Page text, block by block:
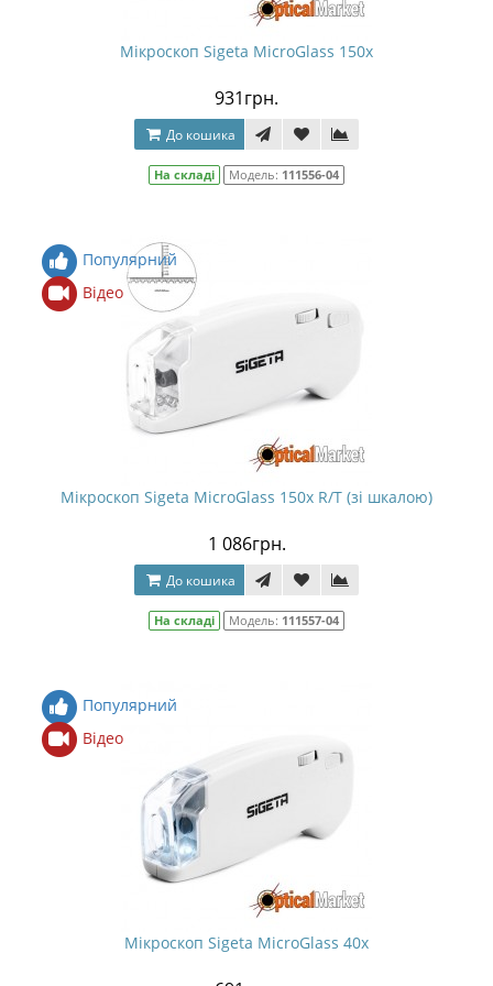
Мікроскоп Sigeta MicroGlass 150x
931грн.
До кошика
На складі Модель: 111556-04
Популярний
Відео
Мікроскоп Sigeta MicroGlass 150x R/T (зі шкалою)
1 086грн.
До кошика
На складі Модель: 111557-04
Популярний
Відео
Мікроскоп Sigeta MicroGlass 40x